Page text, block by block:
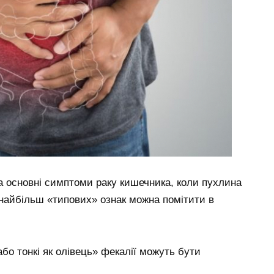
симптоми раку кишечника, коли пухлина
«типових» ознак можна помітити в
тонкі як олівець» фекалії можуть бути